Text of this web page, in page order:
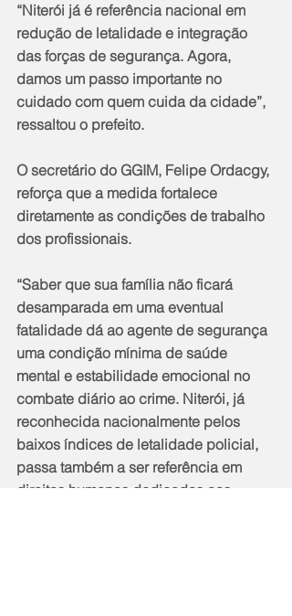
“Niterói já é referência nacional em
redução de letalidade e integração
das forças de segurança. Agora,
damos um passo importante no
cuidado com quem cuida da cidade”,
ressaltou o prefeito.
O secretário do GGIM, Felipe Ordacgy,
reforça que a medida fortalece
diretamente as condições de trabalho
dos profissionais.
“Saber que sua família não ficará
desamparada em uma eventual
fatalidade dá ao agente de segurança
uma condição mínima de saúde
mental e estabilidade emocional no
combate diário ao crime. Niterói, já
reconhecida nacionalmente pelos
baixos índices de letalidade policial,
passa também a ser referência em
direitos humanos dedicados aos